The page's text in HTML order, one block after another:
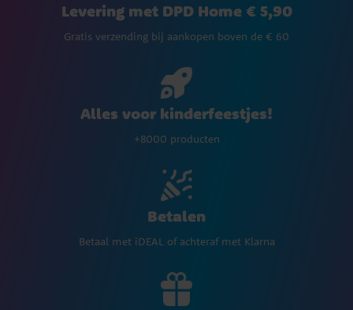
Levering met DPD Home € 5,90
Gratis verzending bij aankopen boven de € 60
Alles voor kinderfeestjes!
+8000 producten
Betalen
Betaal met iDEAL of achteraf met Klarna